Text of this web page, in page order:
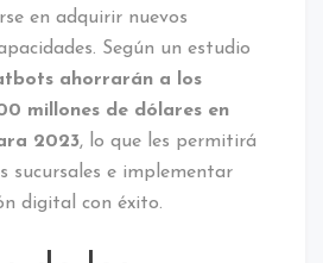
en adquirir nuevos
Según un estudio
ahorrarán a los
millones de dólares en
2023, lo que les permitirá
sucursales e implementar
digital con éxito.